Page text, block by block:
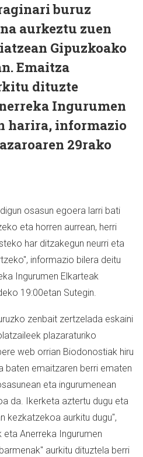
buruz
aurkeztu zuen
Gipuzkoako
Emaitza
dituzte
Ingurumen
harira, informazio
29rako
osasun egoera larri bati
eta horren aurrean, herri
har ditzakegun neurri eta
informazio bilera deitu
Ingurumen Elkarteak
19:00etan Sutegin.
zenbait zertzelada eskaini
plazaraturiko
web orrian Biodonostiak hiru
baten emaitzaren berri ematen
eta ingurumenean
da. Ikerketa aztertu dugu eta
kezkatzekoa aurkitu dugu",
eta Anerreka Ingurumen
aurkitu dituztela berri